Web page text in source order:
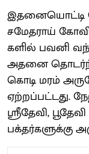
இதனையொட்டி
சமேத​ராய்
களில் பவனி
அதனை
கொடி மரம்
ஏற்​றப்​பட்​டது.
ஸ்ரீதே​வி,
பக்​தர்​களுக்கு